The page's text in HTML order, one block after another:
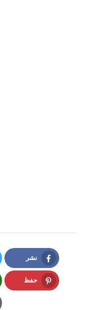
نشر
Facebook
حفظ